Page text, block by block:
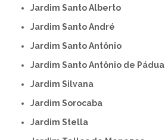
Jardim Santo Alberto
Jardim Santo André
Jardim Santo Antônio
Jardim Santo Antônio de Pádua
Jardim Silvana
Jardim Sorocaba
Jardim Stella